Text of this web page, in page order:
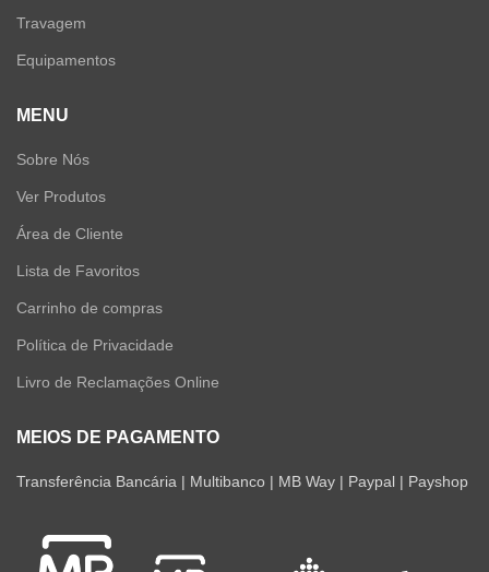
Travagem
Equipamentos
MENU
Sobre Nós
Ver Produtos
Área de Cliente
Lista de Favoritos
Carrinho de compras
Política de Privacidade
Livro de Reclamações Online
MEIOS DE PAGAMENTO
Transferência Bancária | Multibanco | MB Way | Paypal | Payshop